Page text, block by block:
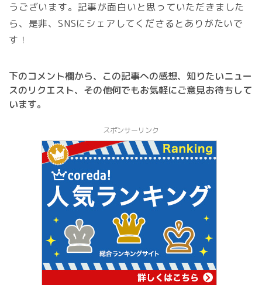
うございます。記事が面白いと思っていただきました
ら、是非、SNSにシェアしてくださるとありがたいで
す！
下のコメント欄から、この記事への感想、知りたいニュー
スのリクエスト、その他何でもお気軽にご意見お待ちして
います。
スポンサーリンク